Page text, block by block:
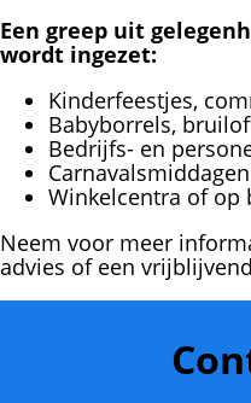
Een greep uit
wordt ingezet:
Kinderfeestjes,
Babyborrels,
Bedrijfs- en
Winkelcentra of op
Neem voor meer
advies of een